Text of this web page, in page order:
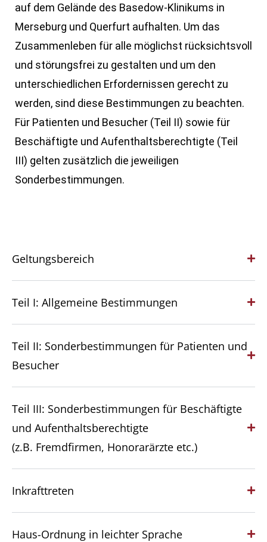
auf dem Gelände des Basedow-Klinikums in
Merseburg und Querfurt aufhalten. Um das
Zusammenleben für alle möglichst rücksichtsvoll
und störungsfrei zu gestalten und um den
unterschiedlichen Erfordernissen gerecht zu
werden, sind diese Bestimmungen zu beachten.
Für Patienten und Besucher (Teil II) sowie für
Beschäftigte und Aufenthaltsberechtigte (Teil
III) gelten zusätzlich die jeweiligen
Sonderbestimmungen.
Geltungsbereich
Teil I: Allgemeine Bestimmungen
Teil II: Sonderbestimmungen für Patienten und
Besucher
Teil III: Sonderbestimmungen für Beschäftigte
und Aufenthaltsberechtigte
(z.B. Fremdfirmen, Honorarärzte etc.)
Inkrafttreten
Haus-Ordnung in leichter Sprache